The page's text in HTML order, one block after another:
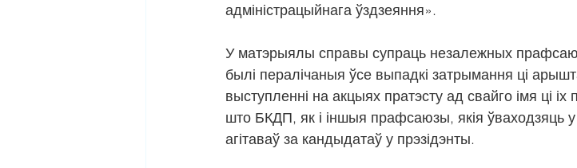
адміністрацыйнага ўздзеяння».
У матэрыялы справы супраць незалежных
былі пералічаныя ўсе выпадкі затрымання ці
выступленні на акцыях пратэсту ад свайго імя ці
што БКДП, як і іншыя прафсаюзы, якія ўваходзяць у
агітаваў за кандыдатаў у прэзідэнты.